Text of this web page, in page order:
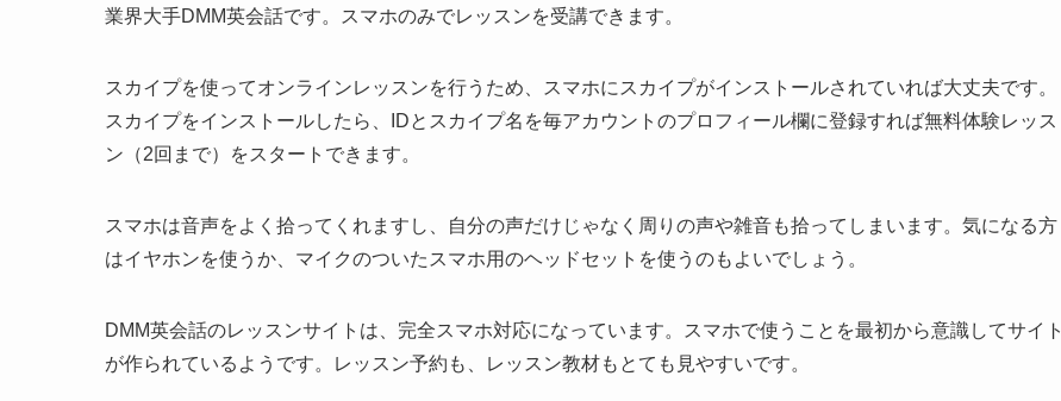
業界大手DMM英会話です。スマホのみでレッスンを受講できます。
スカイプを使ってオンラインレッスンを行うため、スマホにスカイプがインストールされていれば大丈夫です。
スカイプをインストールしたら、IDとスカイプ名を毎アカウントのプロフィール欄に登録すれば無料体験レッス
ン（2回まで）をスタートできます。
スマホは音声をよく拾ってくれますし、自分の声だけじゃなく周りの声や雑音も拾ってしまいます。気になる方
はイヤホンを使うか、マイクのついたスマホ用のヘッドセットを使うのもよいでしょう。
DMM英会話のレッスンサイトは、完全スマホ対応になっています。スマホで使うことを最初から意識してサイト
が作られているようです。レッスン予約も、レッスン教材もとても見やすいです。